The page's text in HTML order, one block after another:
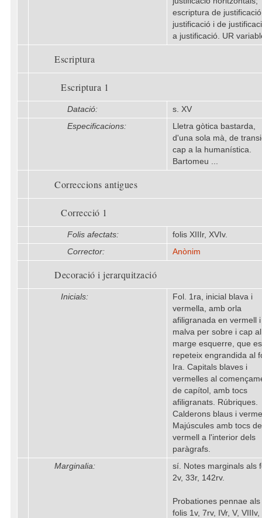
escriptura de
justificació i de
a justificació. UR
Escriptura
Escriptura 1
Datació:
s. XV
Especificacions:
Lletra gòtica bastarda,
d'una sola mà, de
cap a la humanística.
Bartomeu ...
Correccions antigues
Correcció 1
Folis afectats:
folis XIIIr, XVIv.
Corrector:
Anònim
Decoració i jerarquització
Inicials:
Fol. 1ra, inicial blava i
vermella, amb orla
afiligranada en vermell i
malva per sobre i cap al
marge esquerre, que es
repeteix engrandida al
Ira. Capitals blaves i
vermelles al
de capítol, amb tocs
afiligranats. Rúbriques.
Calderons blaus i
Majúscules amb tocs de
vermell a l'interior dels
paràgrafs.
Marginalia:
sí. Notes marginals als
2v, 33r, 142rv.
Probationes pennae als
folis 1v, 7rv, IVr, V, VIIIv,